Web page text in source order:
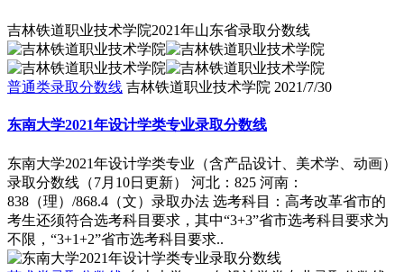
吉林铁道职业技术学院2021年山东省录取分数线
普通类录取分数线 吉林铁道职业技术学院 2021/7/30
东南大学2021年设计学类专业录取分数线
东南大学2021年设计学类专业（含产品设计、美术学、动画）
录取分数线（7月10日更新） 河北：825 河南：
838（理）/868.4（文）录取办法 选考科目：高考改革省市的
考生还须符合选考科目要求，其中“3+3”省市选考科目要求为
不限，“3+1+2”省市选考科目要求..